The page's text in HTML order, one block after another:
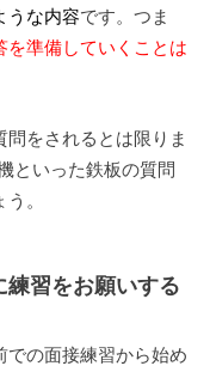
うな内容です。つま
を準備していくことは
をされるとは限りま
といった鉄板の質問
。
習をお願いする
での面接練習から始め